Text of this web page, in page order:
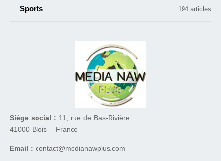
Sports 194 articles
Siège social : 11, rue de Bas-Rivière
41000 Blois – France
Email : contact@medianawplus.com